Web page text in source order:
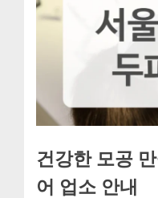
건강한 모공
어 업소 안내